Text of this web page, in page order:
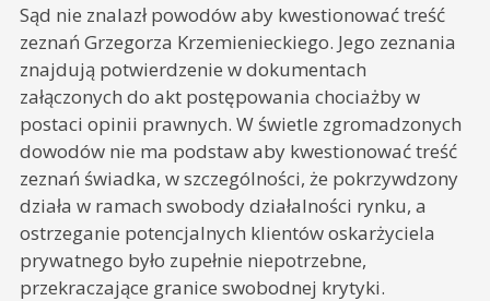
Sąd nie znalazł powodów aby kwestionować treść
zeznań Grzegorza Krzemienieckiego. Jego zeznania
znajdują potwierdzenie w dokumentach
załączonych do akt postępowania chociażby w
postaci opinii prawnych. W świetle zgromadzonych
dowodów nie ma podstaw aby kwestionować treść
zeznań świadka, w szczególności, że pokrzywdzony
działa w ramach swobody działalności rynku, a
ostrzeganie potencjalnych klientów oskarżyciela
prywatnego było zupełnie niepotrzebne,
przekraczające granice swobodnej krytyki.